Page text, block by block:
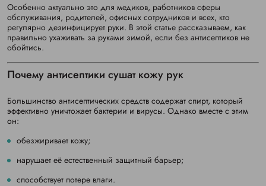
Особенно актуально это для медиков, работников сферы
обслуживания, родителей, офисных сотрудников и всех, кто
регулярно дезинфицирует руки. В этой статье рассказываем, как
правильно ухаживать за руками зимой, если без антисептиков не
обойтись.
Почему антисептики сушат кожу рук
Большинство антисептических средств содержат спирт, который
эффективно уничтожает бактерии и вирусы. Однако вместе с этим
он:
обезжиривает кожу;
нарушает её естественный защитный барьер;
способствует потере влаги.